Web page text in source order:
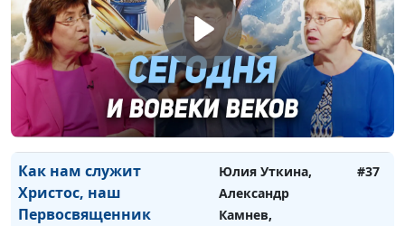
Варнавская
Мелхиседек - кто это?
Таинственный священник
как образ Христа
Юлия Уткина,
Александр Камнев,
пресвитер церкви
и Елена
Варнавская
#38
Как нам служит
Христос, наш
Первосвященник
Юлия Уткина,
Александр
Камнев,
#37